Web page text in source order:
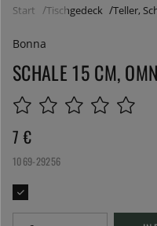
Start Tischgedeck Teller,
Bonna
SCHALE 15 CM,
7 €
1069-29256